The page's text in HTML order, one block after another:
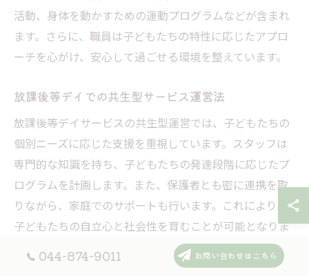
活動、身体を動かすための運動プログラムなどが含まれ
ます。さらに、職員は子どもたちの特性に応じたアプロ
ーチを心がけ、安心して過ごせる環境を整えています。
放課後等デイでの共生型サービス運営法
放課後等デイサービスの共生型運営では、子どもたちの
個別ニーズに応じた支援を重視しています。スタッフは
専門的な知識を持ち、子どもたちの発達段階に応じたプ
ログラムを計画します。また、保護者とも密に連携を取
りながら、家庭でのサポートも行います。これにより、
子どもたちの自立心と社会性を育むことが可能となりま
044-874-9011 お問い合わせはこちら